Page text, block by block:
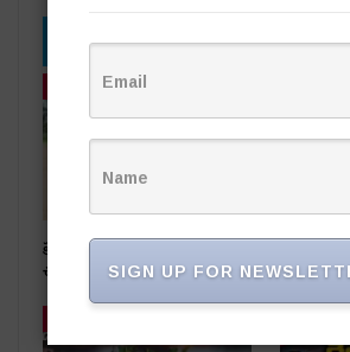
YOU MIGHT ALSO LIKE
తాజా వార్తలు
ప్రభుత్వ స్థలాలను ఆక్రమిస్తే కఠిన
చర్యలు
రాజకీయ
SIGN UP FOR